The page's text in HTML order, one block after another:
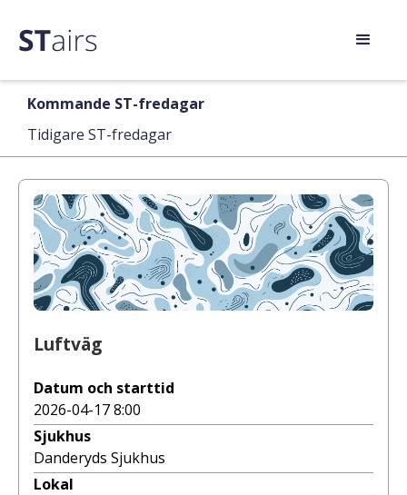
Kommande ST-fredagar
Tidigare ST-fredagar
Luftväg
Datum och starttid
2026-04-17 8:00
Sjukhus
Danderyds Sjukhus
Lokal